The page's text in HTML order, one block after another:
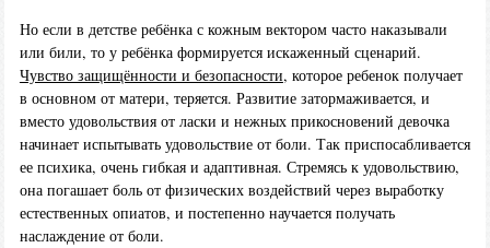
Но если в детстве ребёнка с кожным вектором часто наказывали
или били, то у ребёнка формируется искаженный сценарий.
Чувство защищённости и безопасности, которое ребенок получает
в основном от матери, теряется. Развитие затормаживается, и
вместо удовольствия от ласки и нежных прикосновений девочка
начинает испытывать удовольствие от боли. Так приспосабливается
ее психика, очень гибкая и адаптивная. Стремясь к удовольствию,
она погашает боль от физических воздействий через выработку
естественных опиатов, и постепенно научается получать
наслаждение от боли.